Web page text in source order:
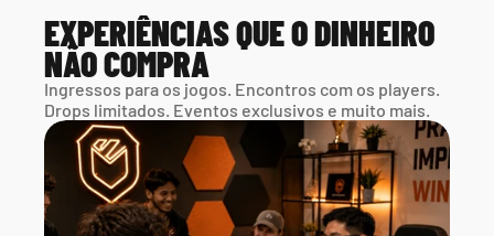
EXPERIÊNCIAS QUE O DINHEIRO
NÃO COMPRA
Ingressos para os jogos. Encontros com os players.
Drops limitados. Eventos exclusivos e muito mais.